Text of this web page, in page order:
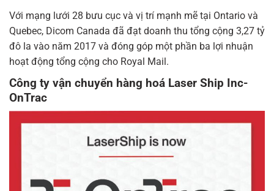
Với mạng lưới 28 bưu cục và vị trí mạnh mẽ tại Ontario và
Quebec, Dicom Canada đã đạt doanh thu tổng cộng 3,27 tỷ
đô la vào năm 2017 và đóng góp một phần ba lợi nhuận
hoạt động tổng cộng cho Royal Mail.
Công ty vận chuyển hàng hoá Laser Ship Inc-
OnTrac